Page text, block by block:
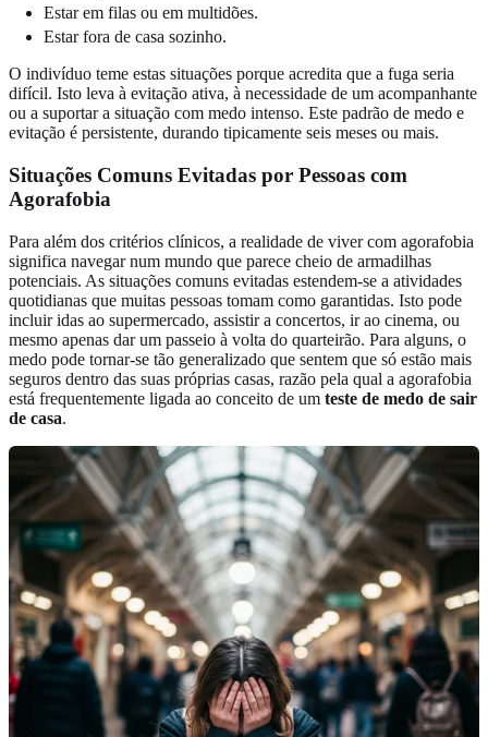
Estar em filas ou em multidões.
Estar fora de casa sozinho.
O indivíduo teme estas situações porque acredita que a fuga seria
difícil. Isto leva à evitação ativa, à necessidade de um acompanhante
ou a suportar a situação com medo intenso. Este padrão de medo e
evitação é persistente, durando tipicamente seis meses ou mais.
Situações Comuns Evitadas por Pessoas com
Agorafobia
Para além dos critérios clínicos, a realidade de viver com agorafobia
significa navegar num mundo que parece cheio de armadilhas
potenciais. As situações comuns evitadas estendem-se a atividades
quotidianas que muitas pessoas tomam como garantidas. Isto pode
incluir idas ao supermercado, assistir a concertos, ir ao cinema, ou
mesmo apenas dar um passeio à volta do quarteirão. Para alguns, o
medo pode tornar-se tão generalizado que sentem que só estão mais
seguros dentro das suas próprias casas, razão pela qual a agorafobia
está frequentemente ligada ao conceito de um teste de medo de sair
de casa.